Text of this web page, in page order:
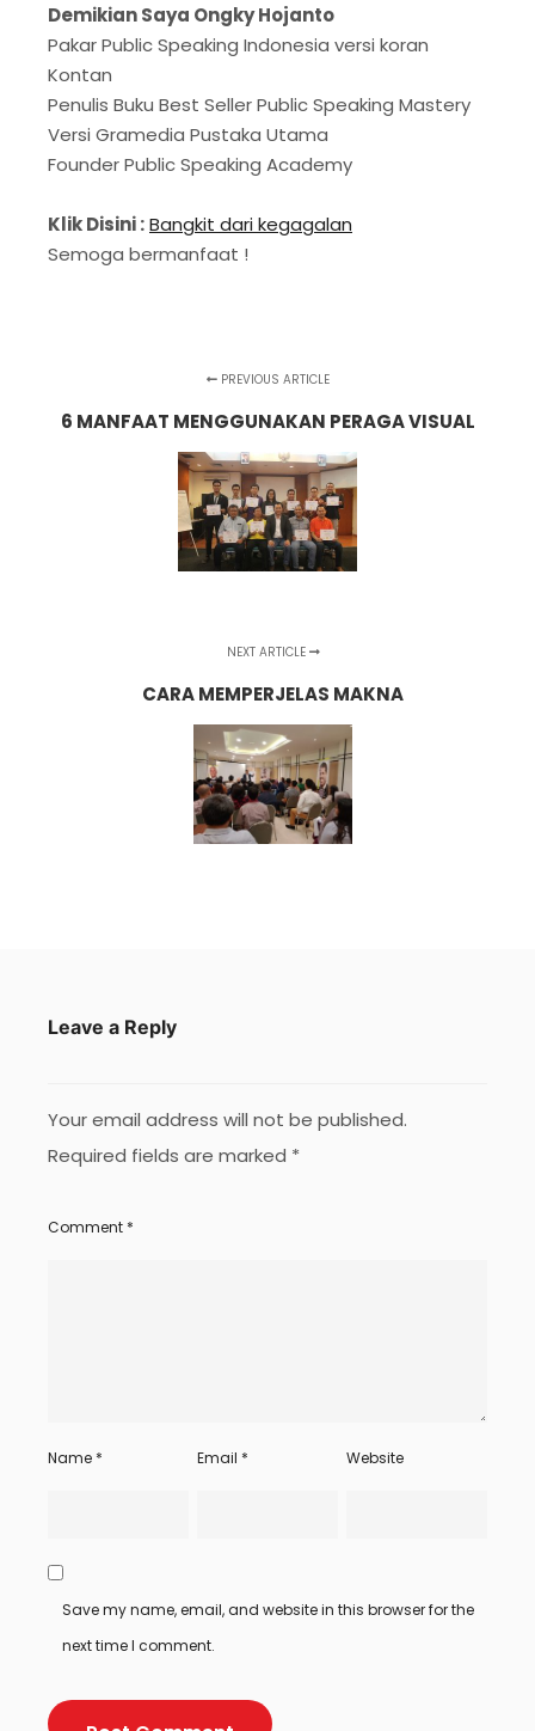
Demikian Saya Ongky Hojanto
Pakar Public Speaking Indonesia versi koran
Kontan
Penulis Buku Best Seller Public Speaking Mastery
Versi Gramedia Pustaka Utama
Founder Public Speaking Academy
Klik Disini :Bangkit dari kegagalan
Semoga bermanfaat !
PREVIOUS ARTICLE
6 MANFAAT MENGGUNAKAN PERAGA VISUAL
NEXT ARTICLE
CARA MEMPERJELAS MAKNA
Leave a Reply
Your email address will not be published.
Required fields are marked *
Comment *
Name * Email * Website
Save my name, email, and website in this browser for the
next time I comment.